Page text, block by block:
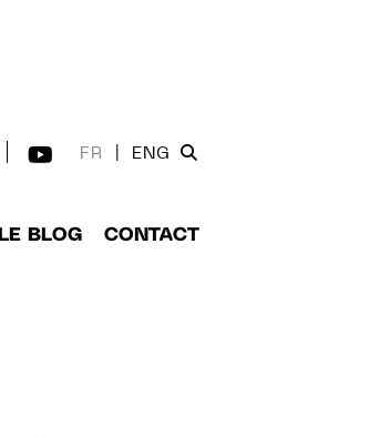
FR ENG
LE BLOG CONTACT